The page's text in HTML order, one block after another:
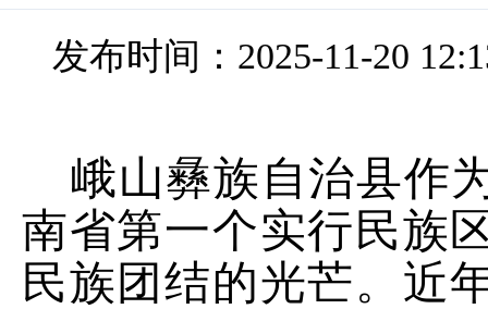
发布时间：2025-11-20
峨山彝族自治县作
南省第一个实行民族
民族团结的光芒。近